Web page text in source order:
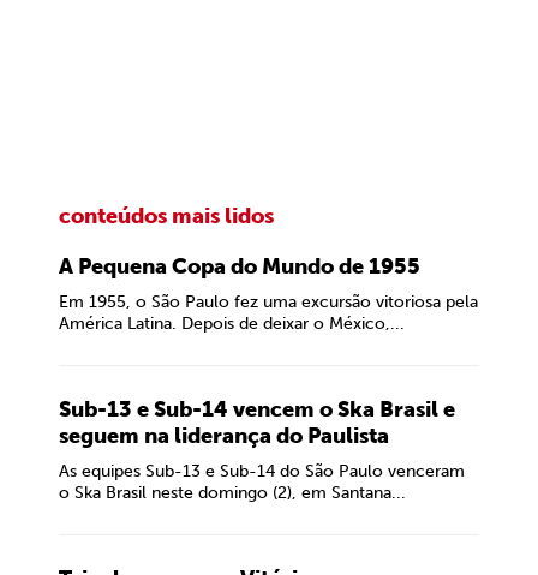
conteúdos mais lidos
A Pequena Copa do Mundo de 1955
Em 1955, o São Paulo fez uma excursão vitoriosa pela
América Latina. Depois de deixar o México,...
Sub-13 e Sub-14 vencem o Ska Brasil e
seguem na liderança do Paulista
As equipes Sub-13 e Sub-14 do São Paulo venceram
o Ska Brasil neste domingo (2), em Santana...